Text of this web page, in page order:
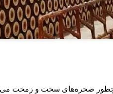
چطور صخره‌های سخت و زمخت